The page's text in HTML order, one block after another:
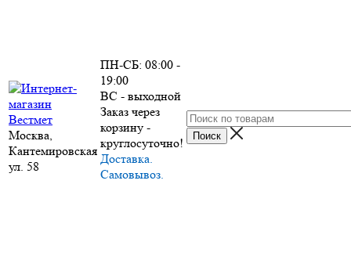
Москва,
Кантемировская
ул. 58
ПН-СБ: 08:00 -
19:00
ВС - выходной
Заказ через
корзину -
круглосуточно!
Доставка.
Самовывоз.